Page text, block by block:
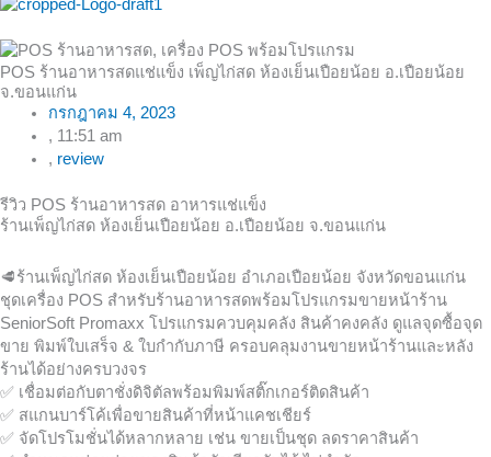
POS ร้านอาหารสดแช่แข็ง เพ็ญไก่สด ห้องเย็นเปือยน้อย อ.เปือยน้อย
จ.ขอนแก่น
กรกฎาคม 4, 2023
, 11:51 am
, review
รีวิว POS ร้านอาหารสด อาหารแช่แข็ง
ร้านเพ็ญไก่สด ห้องเย็นเปือยน้อย อ.เปือยน้อย จ.ขอนแก่น
🥩ร้านเพ็ญไก่สด ห้องเย็นเปือยน้อย อำเภอเปือยน้อย จังหวัดขอนแก่น
ชุดเครื่อง POS สำหรับร้านอาหารสดพร้อมโปรแกรมขายหน้าร้าน
SeniorSoft Promaxx โปรแกรมควบคุมคลัง สินค้าคงคลัง ดูแลจุดซื้อจุด
ขาย พิมพ์ใบเสร็จ & ใบกำกับภาษี ครอบคลุมงานขายหน้าร้านและหลัง
ร้านได้อย่างครบวงจร
✅ เชื่อมต่อกับตาชั่งดิจิตัลพร้อมพิมพ์สติ๊กเกอร์ติดสินค้า
✅ สแกนบาร์โค้เพื่อขายสินค้าที่หน้าแคชเชียร์
✅ จัดโปรโมชั่นได้หลากหลาย เช่น ขายเป็นชุด ลดราคาสินค้า